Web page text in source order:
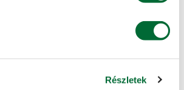
Részletek